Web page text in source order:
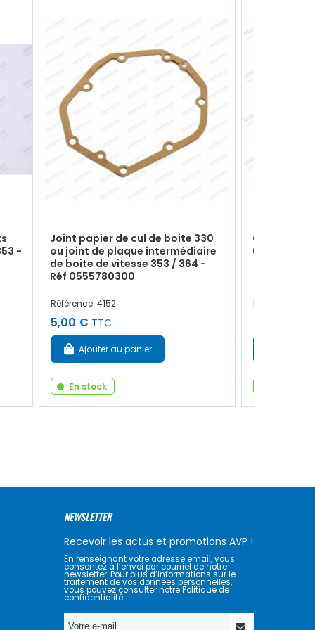
-
Joint papier de cul de boite 330
ou joint de plaque intermédiaire
de boite de vitesse 353 / 364 -
Réf 0555780300
Référence: 4152
5,00 € TTC
Ajouter au panier
En stock
Clapet
6mm
Référence:
NEWSLETTER
Recevoir les actus et promotions AVP !
En renseignant votre adresse email, vous
consentez à l’envoi par courriel de notre
newsletter. Pour plus d’informations sur le
traitement de vos données personnelles,
vous pouvez consulter notre Politique de
confidentialité.